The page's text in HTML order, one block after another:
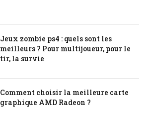
Jeux zombie ps4 : quels sont les
meilleurs ? Pour multijoueur, pour le
tir, la survie
Comment choisir la meilleure carte
graphique AMD Radeon ?